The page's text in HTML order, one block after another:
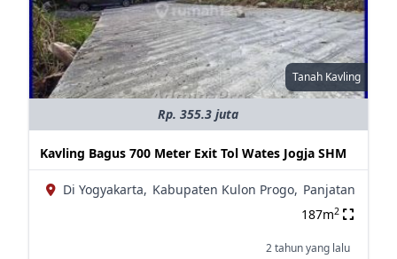
Tanah Kavling
Rp. 355.3 juta
Kavling Bagus 700 Meter Exit Tol Wates Jogja SHM
Di Yogyakarta, Kabupaten Kulon Progo, Panjatan
187m2
2 tahun yang lalu